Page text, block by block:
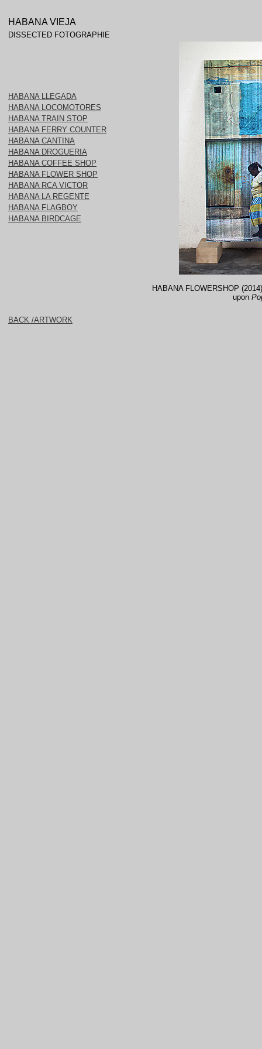
HABANA VIEJA
DISSECTED FOTOGRAPHIE
HABANA LLEGADA
HABANA LOCOMOTORES
HABANA TRAIN STOP
HABANA FERRY COUNTER
HABANA CANTINA
HABANA DROGUERIA
HABANA COFFEE SHOP
HABANA FLOWER SHOP
HABANA RCA VICTOR
HABANA LA REGENTE
HABANA FLAGBOY
HABANA BIRDCAGE
BACK /ARTWORK
HABANA FLOWERSHOP
upon